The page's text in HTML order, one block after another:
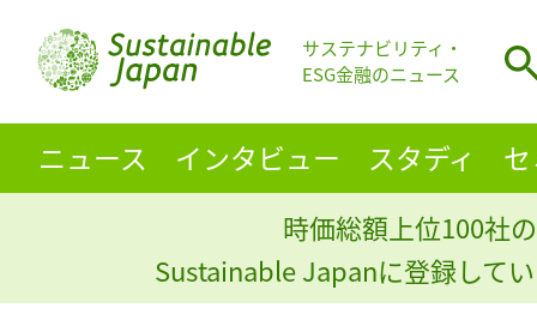
サステナビリティ・
ESG金融のニュース
ニュース インタビュー スタディ
時価総額上位100社
Sustainable Japanに登録して